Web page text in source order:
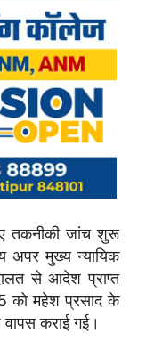
तकनीकी जांच शुरू
अपर मुख्य न्यायिक
से आदेश प्राप्त
को महेश प्रसाद के
कराई गई।